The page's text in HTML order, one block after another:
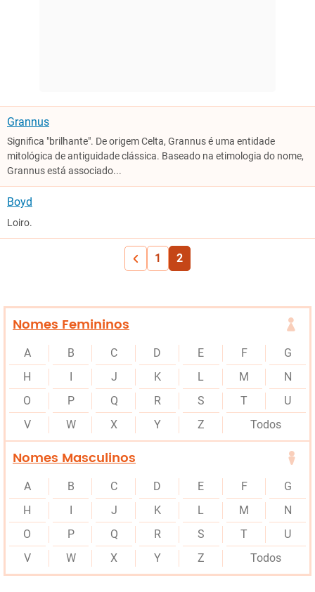
Grannus
Significa "brilhante". De origem Celta, Grannus é uma entidade
mitológica de antiguidade clássica. Baseado na etimologia do nome,
Grannus está associado...
Boyd
Loiro.
1 2
Nomes Femininos
A B C D E F
G
H
J K L M
N
O
P Q R S T
U
V
W X Y Z Todos
Nomes Masculinos
A B C D E F
G
H
J K L M
N
O
P Q R S T
U
V
W X Y Z Todos